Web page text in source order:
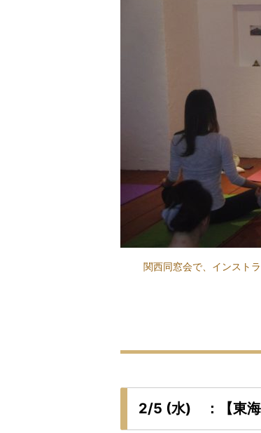
関西同窓会で、インスト
2/5 (水) ：【東海